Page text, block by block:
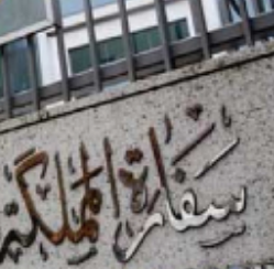
ك
ت
ر
و
ن
ي